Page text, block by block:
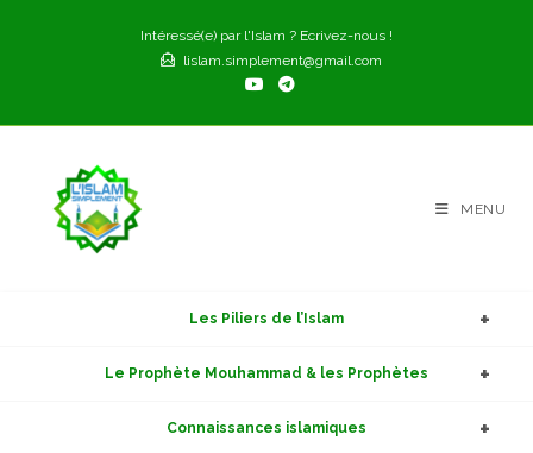
Intéressé(e) par l'Islam ? Ecrivez-nous !
lislam.simplement@gmail.com
MENU
Les Piliers de l’Islam
Le Prophète Mouhammad & les Prophètes
Connaissances islamiques